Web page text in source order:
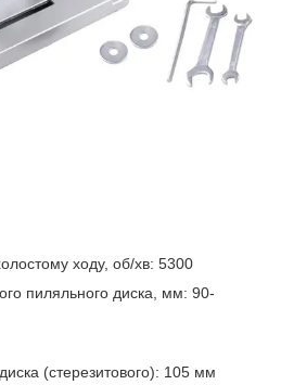
ходу, об/хв: 5300
пиляльного диска, мм: 90-
(стерезитового): 105 мм